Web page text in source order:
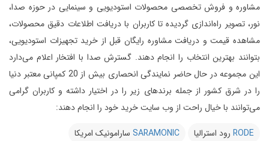
مشاوره و فروش تخصصی محصولات استودیویی و سینمایی در حوزه صدا،
نور، تصویر راه‌اندازی گردیده تا کاربران با دریافت اطلاعات دقیق محصولات،
مشاهده قیمت و دریافت مشاوره رایگان قبل از خرید تجهیزات استودیویی،
بتوانند بهترین انتخاب را انجام دهند. گسترش صدا با افتخار اعلام می‌دارد
این مجموعه در حال حاضر نمایندگی انحصاری بیش از 20 کمپانی معتبر دنیا
را در شرق کشور از جمله برندهای زیر را در اختیار داشته و کاربران گرامی
می‌توانند با خیال راحت از وب سایت خرید خود را انجام دهند:
RODE رود استرالیا SARAMONIC سارامونیک امریکا